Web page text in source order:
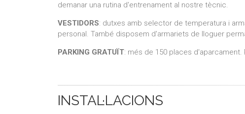
demanar una rutina d'entrenament al nostre tècnic.
VESTIDORS: dutxes amb selector de temperatura i
personal. També disposem d'armariets de lloguer
PARKING GRATUÏT: més de 150 places
INSTAL·LACIONS